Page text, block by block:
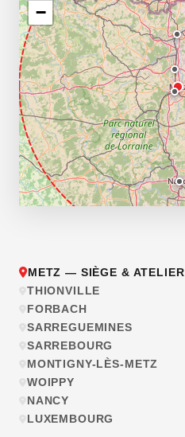
−
METZ — SIÈGE & ATELIER
THIONVILLE
FORBACH
SARREGUEMINES
SARREBOURG
MONTIGNY-LÈS-METZ
WOIPPY
NANCY
LUXEMBOURG